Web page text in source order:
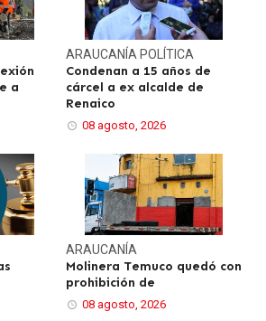
a
ARAUCANÍA POLÍTICA
Condenan a 15 años de
cárcel a ex alcalde de
Renaico
08 agosto, 2026
ARAUCANÍA
Molinera Temuco quedó con
prohibición de
08 agosto, 2026